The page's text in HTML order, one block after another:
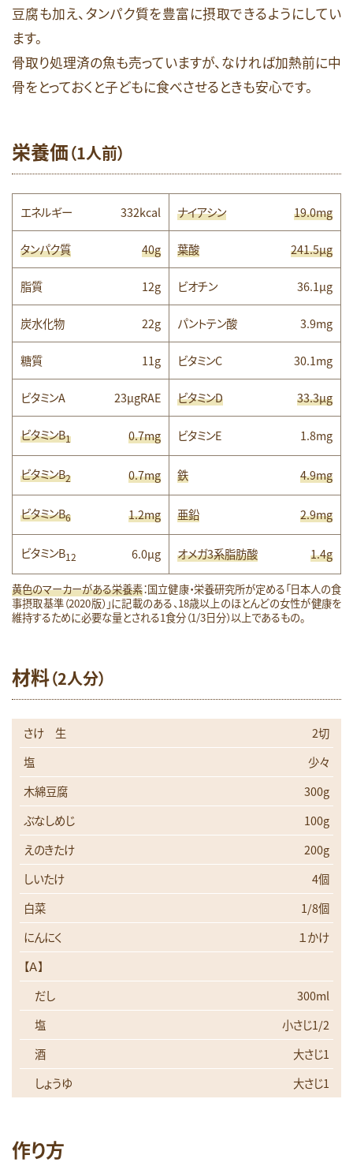
豆腐も加え、タンパク質を豊富に摂取できるようにしてい
ます。
骨取り処理済の魚も売っていますが、なければ加熱前に中
骨をとっておくと子どもに食べさせるときも安心です。
栄養価（1人前）
エネルギー 332kcal ナイアシン 19.0mg
タンパク質 40g 葉酸 241.5μg
脂質 12g ビオチン 36.1µg
炭水化物 22g パントテン酸 3.9mg
糖質 11g ビタミンC 30.1mg
ビタミンA 23μgRAE ビタミンD 33.3μg
ビタミンB1 0.7mg ビタミンE 1.8mg
ビタミンB2 0.7mg 鉄 4.9mg
ビタミンB6 1.2mg 亜鉛 2.9mg
ビタミンB12 6.0μg オメガ3系脂肪酸 1.4g
黄色のマーカーがある栄養素：国立健康・栄養研究所が定める「日本人の食
事摂取基準（2020版）」に記載のある、18歳以上のほとんどの女性が健康を
維持するために必要な量とされる1食分（1/3日分）以上であるもの。
材料（2人分）
さけ 生
2切
塩
少々
木綿豆腐
300g
ぶなしめじ
100g
えのきたけ
200g
しいたけ
4個
白菜
1/8個
にんにく
１かけ
【Ａ】
だし
300ml
塩
小さじ1/2
酒
大さじ1
しょうゆ
大さじ1
作り方